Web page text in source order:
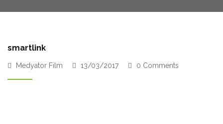
smartlink
Medyator Film 13/03/2017 0 Comments